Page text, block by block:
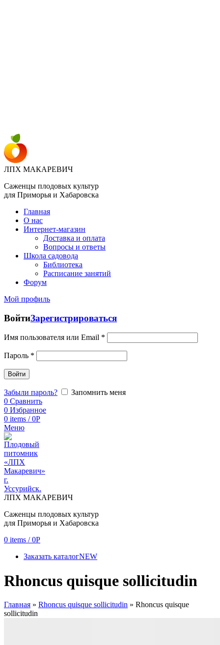
ЛПХ МАКАРЕВИЧ
Саженцы плодовых культур
для Приморья и Хабаровска
Главная
О нас
Интернет-магазин
Доставка и оплата
Вопросы и ответы
Школа садовода
Библиотека
Расписание занятий
Форум
Мой профиль
ВойтиЗарегистрироваться
Имя пользователя или Email *
Пароль *
Войти
Забыли пароль?
Запомнить меня
0 Сравнить
0 Избранное
0 items / 0Р
Меню
ЛПХ МАКАРЕВИЧ
Саженцы плодовых культур
для Приморья и Хабаровска
0 items / 0Р
Заказать каталогNEW
Rhoncus quisque sollicitudin
Главная » Rhoncus quisque sollicitudin » Rhoncus quisque
sollicitudin